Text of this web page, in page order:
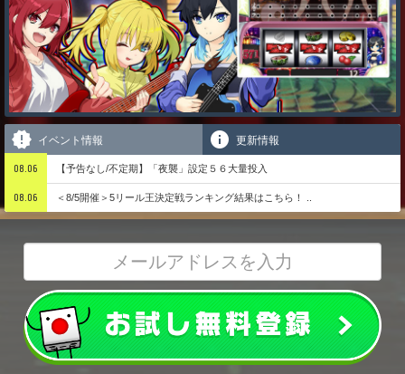
イベント情報 更新情報
08.06 【予告なし/不定期】「夜襲」設定５６大量投入
08.06 ＜8/5開催＞5リール王決定戦ランキング結果はこちら！ ..